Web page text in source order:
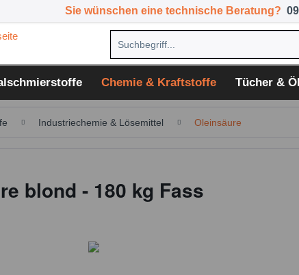
Sie wünschen eine technische Beratung?
Chemie & Kraftstoffe Tücher &
Industriechemie & Lösemittel Oleinsäure
blond - 180 kg Fass